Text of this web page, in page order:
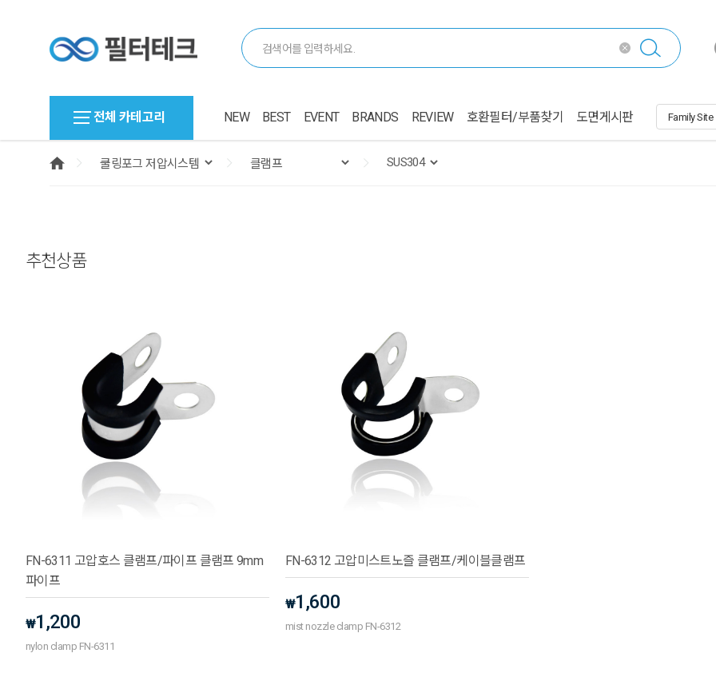
전체 카테고리 NEW BEST EVENT BRANDS REVIEW 호환필터/부품찾기 도면게시판
추천상품
FN-6311 고압호스 클램프/파이프 클램프 9mm
파이프
₩1,200
nylon clamp FN-6311
FN-6312 고압미스트노즐 클램프/케이블클램프
₩1,600
mist nozzle clamp FN-6312